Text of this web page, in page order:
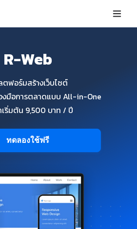
R-Web
ฟอร์มสร้างเว็บไซต์
งมือการตลาดแบบ All-in-One
เริ่มต้น 9,500 บาท / ปี
ทดลองใช้ฟรี